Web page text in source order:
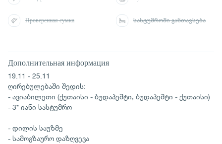
Дополнительная информация
19.11 - 25.11
ღირებულებაში შედის:
- ავიაბილეთი (ქუთაისი - ბუდაპეშტი, ბუდაპეშტი - ქუთაისი)
- 3* იანი სასტუმრო
- დილის საუზმე
- სამოგზაურო დაზღვევა
Проверенная сумка სასტუმროში განთავსება